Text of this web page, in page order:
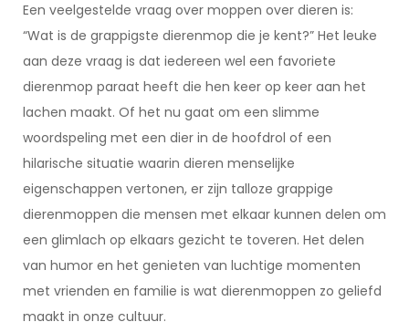
Een veelgestelde vraag over moppen over dieren is:
“Wat is de grappigste dierenmop die je kent?” Het leuke
aan deze vraag is dat iedereen wel een favoriete
dierenmop paraat heeft die hen keer op keer aan het
lachen maakt. Of het nu gaat om een slimme
woordspeling met een dier in de hoofdrol of een
hilarische situatie waarin dieren menselijke
eigenschappen vertonen, er zijn talloze grappige
dierenmoppen die mensen met elkaar kunnen delen om
een glimlach op elkaars gezicht te toveren. Het delen
van humor en het genieten van luchtige momenten
met vrienden en familie is wat dierenmoppen zo geliefd
maakt in onze cultuur.